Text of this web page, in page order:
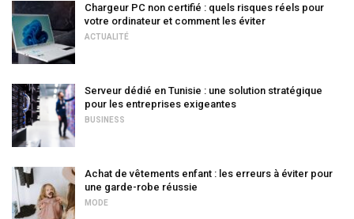
Chargeur PC non certifié : quels risques réels pour
votre ordinateur et comment les éviter
ACTUALITÉ
Serveur dédié en Tunisie : une solution stratégique
pour les entreprises exigeantes
BUSINESS
Achat de vêtements enfant : les erreurs à éviter pour
une garde-robe réussie
MODE